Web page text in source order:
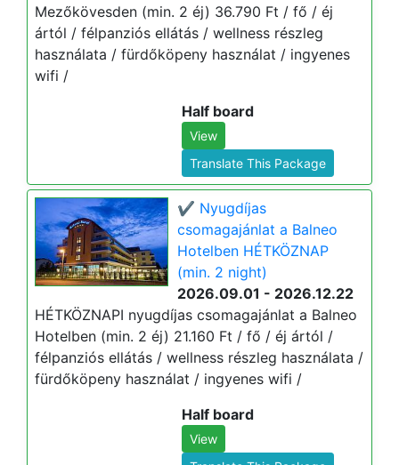
Mezőkövesden (min. 2 éj) 36.790 Ft / fő / éj
ártól / félpanziós ellátás / wellness részleg
használata / fürdőköpeny használat / ingyenes
wifi /
Half board
View
Translate This Package
✔️ Nyugdíjas
csomagajánlat a Balneo
Hotelben HÉTKÖZNAP
(min. 2 night)
2026.09.01 - 2026.12.22
HÉTKÖZNAPI nyugdíjas csomagajánlat a Balneo
Hotelben (min. 2 éj) 21.160 Ft / fő / éj ártól /
félpanziós ellátás / wellness részleg használata /
fürdőköpeny használat / ingyenes wifi /
Half board
View